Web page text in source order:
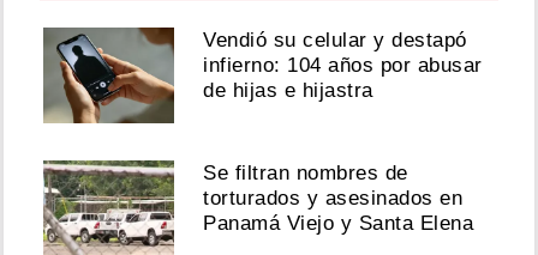
Vendió su celular y destapó
infierno: 104 años por abusar
de hijas e hijastra
Se filtran nombres de
torturados y asesinados en
Panamá Viejo y Santa Elena